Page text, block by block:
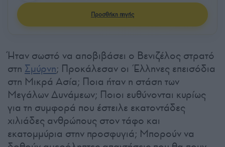
Προσθήκη πηγής
Ήταν σωστό να αποβιβάσει ο Βενιζέλος στρατό
στη Σμύρνη; Προκάλεσαν οι Έλληνες επεισόδια
στη Μικρά Ασία; Ποια ήταν η στάση των
Μεγάλων Δυνάμεων; Ποιοι ευθύνονται κυρίως
για τη συμφορά που έστειλε εκατοντάδες
χιλιάδες ανθρώπους στον τάφο και
εκατομμύρια στην προσφυγιά; Μπορούν να